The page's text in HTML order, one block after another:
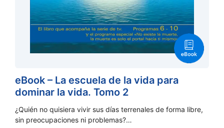
eBook – La escuela de la vida para
dominar la vida. Tomo 2
¿Quién no quisiera vivir sus días terrenales de forma libre,
sin preocupaciones ni problemas?…